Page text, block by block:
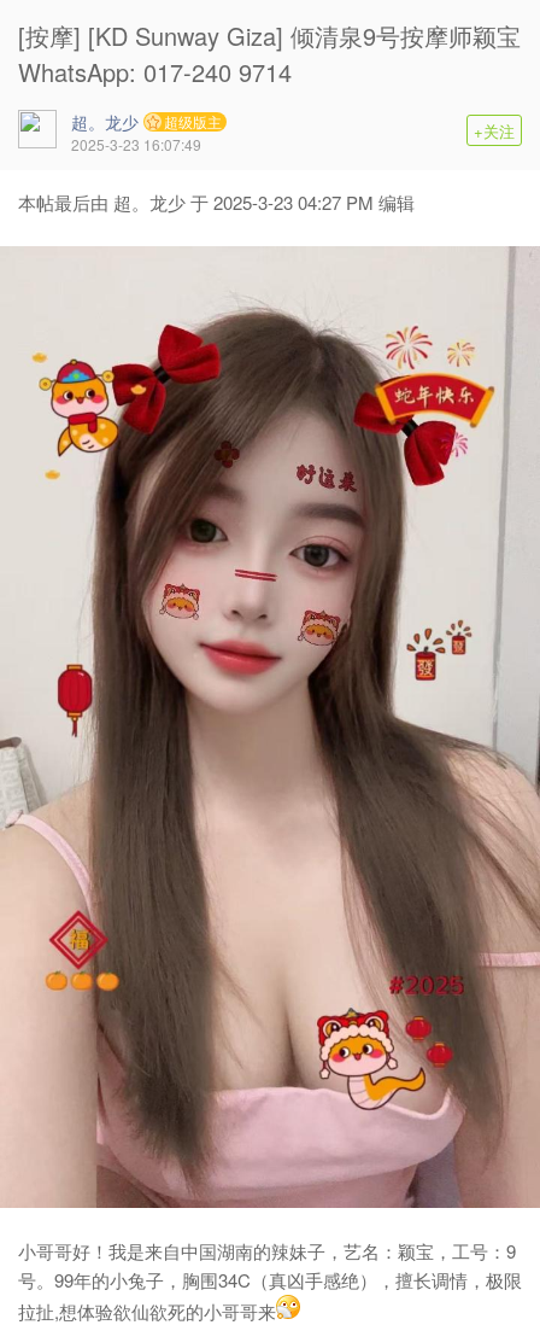
[按摩] [KD Sunway Giza] 倾清泉9号按摩师颖宝
WhatsApp: 017-240 9714
超。龙少
超级版主
2025-3-23 16:07:49
+关注
本帖最后由 超。龙少 于 2025-3-23 04:27 PM 编辑
小哥哥好！我是来自中国湖南的辣妹子，艺名：颖宝，工号：9
号。99年的小兔子，胸围34C（真凶手感绝），擅长调情，极限
拉扯,想体验欲仙欲死的小哥哥来